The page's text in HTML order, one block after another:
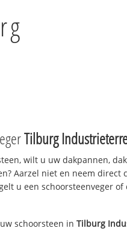
Tilburg
wilt u uw dakpannen,
Aarzel niet en neem direct
u een schoorsteenveger
schoorsteen in Tilburg